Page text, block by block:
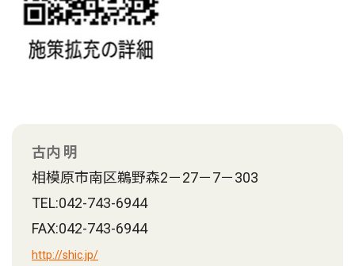
古内 明
相模原市南区鵜野森2－27－7－303
TEL:042-743-6944
FAX:042-743-6944
http://shic.jp/